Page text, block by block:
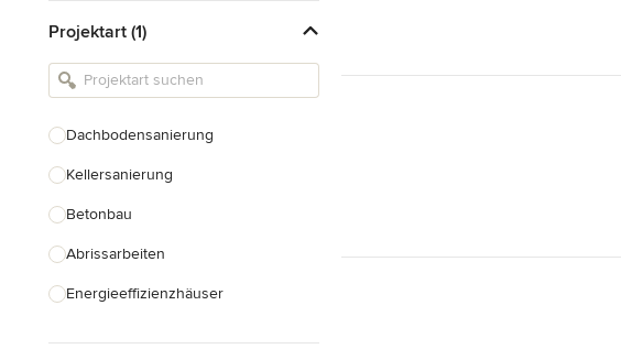
Landschaftsarchitekten
Armaturen & Sanitärbedarf
Projektart (1)
Dachbodensanierung
Kellersanierung
Betonbau
Abrissarbeiten
Energieeffizienzhäuser